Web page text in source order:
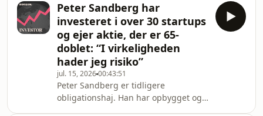
Danmark. Og har altid sparet op i
aktier selv. I 2023 brugte han sin
millionstore ratepension til at søsætte
sin egen aktiefond, hvor han i dag har
ca. 95 mio. kr. af sine egne penge
investeret. “Dengang jeg var
aktieanalysechef fik jeg nogle marked
Peter Sandberg har
investeret i over 30 startups
og ejer aktie, der er 65-
doblet: “I virkeligheden
hader jeg risiko”
jul. 15, 202600:43:51
Peter Sandberg er tidligere
obligationshaj. Han har opbygget og